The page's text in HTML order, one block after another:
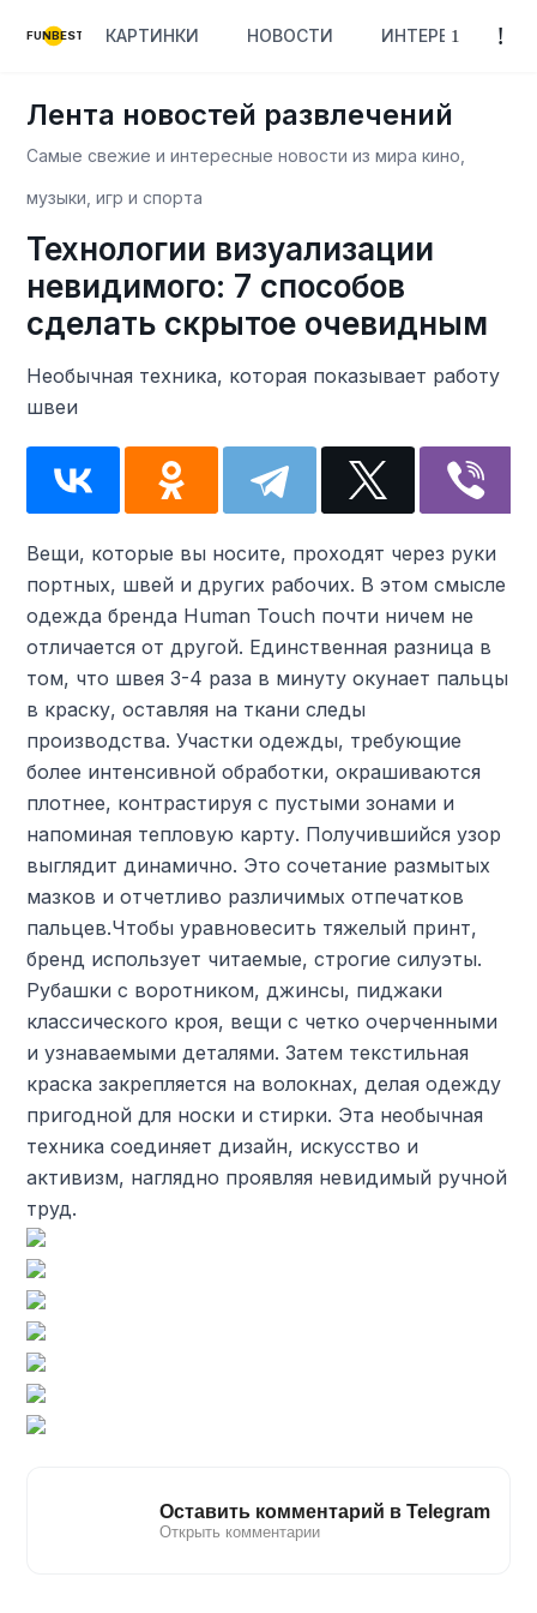
FUNBEST КАРТИНКИ НОВОСТИ ИНТЕРЕСНОЕ
Лента новостей развлечений
Самые свежие и интересные новости из мира кино,
музыки, игр и спорта
Технологии визуализации
невидимого: 7 способов
сделать скрытое очевидным
Необычная техника, которая показывает работу
швеи
Вещи, которые вы носите, проходят через руки
портных, швей и других рабочих. В этом смысле
одежда бренда Human Touch почти ничем не
отличается от другой. Единственная разница в
том, что швея 3-4 раза в минуту окунает пальцы
в краску, оставляя на ткани следы
производства. Участки одежды, требующие
более интенсивной обработки, окрашиваются
плотнее, контрастируя с пустыми зонами и
напоминая тепловую карту. Получившийся узор
выглядит динамично. Это сочетание размытых
мазков и отчетливо различимых отпечатков
пальцев.Чтобы уравновесить тяжелый принт,
бренд использует читаемые, строгие силуэты.
Рубашки с воротником, джинсы, пиджаки
классического кроя, вещи с четко очерченными
и узнаваемыми деталями. Затем текстильная
краска закрепляется на волокнах, делая одежду
пригодной для носки и стирки. Эта необычная
техника соединяет дизайн, искусство и
активизм, наглядно проявляя невидимый ручной
труд.